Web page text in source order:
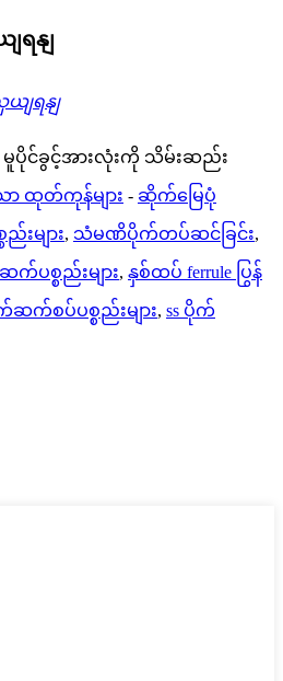
ရနျ
ျရနျ
မူပိုင်ခွင့်အားလုံးကို သိမ်းဆည်း
ာ ထုတ်ကုန်များ - ဆိုက်မြေပုံ
းများ, သံမဏိပိုက်တပ်ဆင်ခြင်း,
က်ပစ္စည်းများ, နှစ်ထပ် ferrule ပြွန်
ဆက်စပ်ပစ္စည်းများ, ss ပိုက်